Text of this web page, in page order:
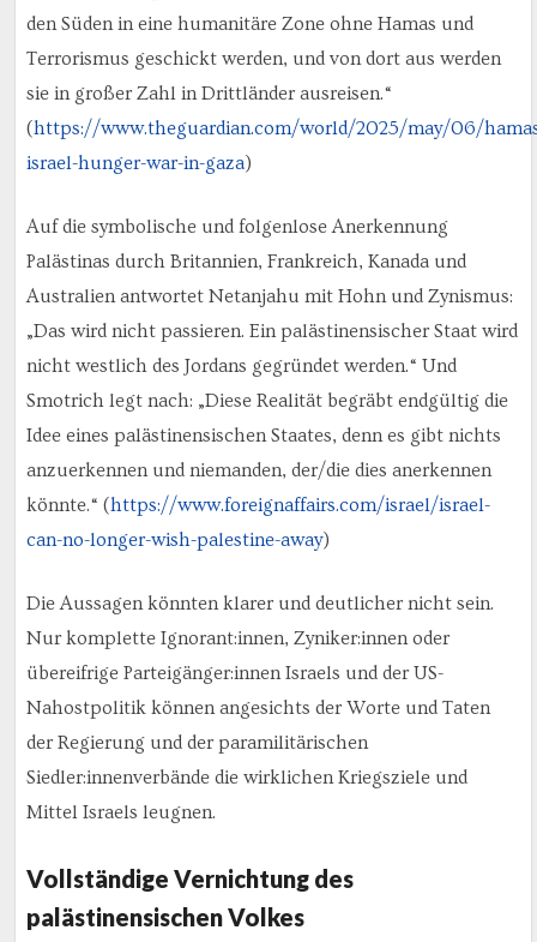
den Süden in eine humanitäre Zone ohne Hamas und
Terrorismus geschickt werden, und von dort aus werden
sie in großer Zahl in Drittländer ausreisen.“
(https://www.theguardian.com/world/2025/may/06/
israel-hunger-war-in-gaza)
Auf die symbolische und folgenlose Anerkennung
Palästinas durch Britannien, Frankreich, Kanada und
Australien antwortet Netanjahu mit Hohn und Zynismus:
„Das wird nicht passieren. Ein palästinensischer Staat wird
nicht westlich des Jordans gegründet werden.“ Und
Smotrich legt nach: „Diese Realität begräbt endgültig die
Idee eines palästinensischen Staates, denn es gibt nichts
anzuerkennen und niemanden, der/die dies anerkennen
könnte.“ (https://www.foreignaffairs.com/israel/israel-
can-no-longer-wish-palestine-away)
Die Aussagen könnten klarer und deutlicher nicht sein.
Nur komplette Ignorant:innen, Zyniker:innen oder
übereifrige Parteigänger:innen Israels und der US-
Nahostpolitik können angesichts der Worte und Taten
der Regierung und der paramilitärischen
Siedler:innenverbände die wirklichen Kriegsziele und
Mittel Israels leugnen.
Vollständige Vernichtung des
palästinensischen Volkes